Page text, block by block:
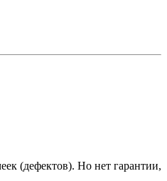
(дефектов). Но нет гарантии,